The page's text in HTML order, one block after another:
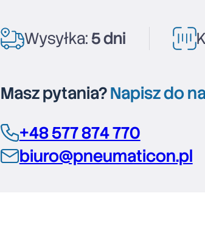
Wysyłka: 5 dni
Masz pytania?Napisz do
+48 577 874 770
biuro@pneumaticon.pl